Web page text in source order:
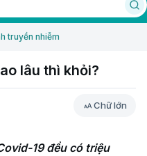
truyền nhiễm
lâu thì khỏi?
Chữ lớn
Chữ lớn
19 đều có triệu